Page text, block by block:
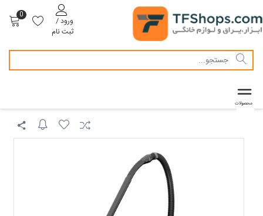
0
ورود /
ثبت نام